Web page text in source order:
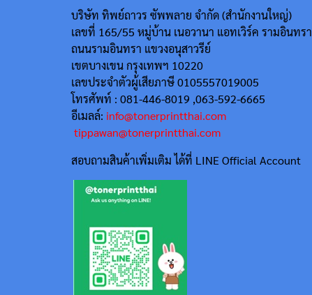
บริษัท ทิพย์ถาวร ซัพพลาย จำกัด (สำนักงานใหญ่)
เลขที่ 165/55 หมู่บ้าน เนอวานา แอทเวิร์ค รามอินทรา
ถนนรามอินทรา แขวงอนุสาวรีย์
เขตบางเขน กรุงเทพฯ 10220
เลขประจำตัวผู้เสียภาษี 0105557019005
โทรศัพท์ : 081-446-8019 ,063-592-6665
อีเมลล์: info@tonerprintthai.com
tippawan@tonerprintthai.com
สอบถามสินค้าเพิ่มเติม ได้ที่ LINE Official Account